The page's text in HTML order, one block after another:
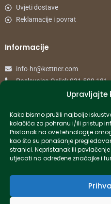
Upravljajte
Kako bismo pružili najbolje
kolačića za pohranu i/ili pristup
Pristanak na ove tehnologije
kao što su ponašanje
stranici. Nepristanak ili
utjecati na određene značajke i
Uvjeti dostave
Reklamacije i povrat
Informacije
info-hr@kettner.com
Poslovnica Osijek 031 500 181
Poslovnica Zagreb 01 7798 900
© 2024 Kettner.